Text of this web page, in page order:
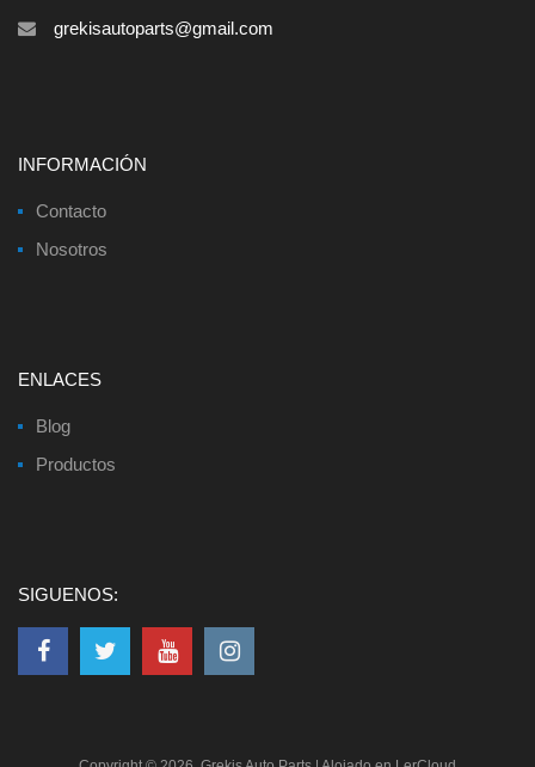
grekisautoparts@gmail.com
INFORMACIÓN
Contacto
Nosotros
ENLACES
Blog
Productos
SIGUENOS: